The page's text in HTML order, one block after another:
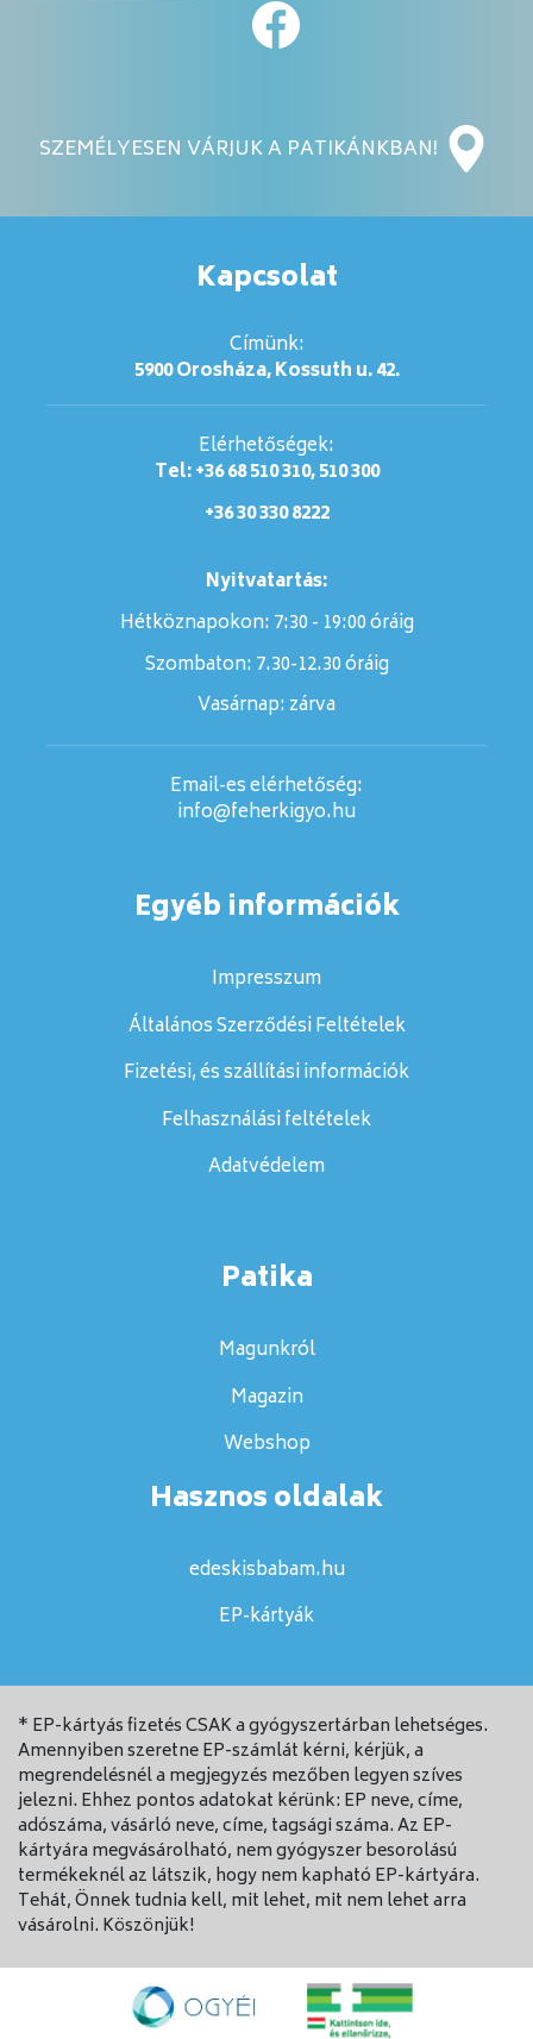
SZEMÉLYESEN VÁRJUK A PATIKÁNKBAN!
Kapcsolat
Címünk:
5900 Orosháza, Kossuth u. 42.
Elérhetőségek:
Tel: +36 68 510 310, 510 300
+36 30 330 8222
Nyitvatartás:
Hétköznapokon: 7:30 - 19:00 óráig
Szombaton:7.30-12.30 óráig
Vasárnap:zárva
Email-es elérhetőség:
info@feherkigyo.hu
Egyéb információk
Impresszum
Általános Szerződési Feltételek
Fizetési, és szállítási információk
Felhasználási feltételek
Adatvédelem
Patika
Magunkról
Magazin
Webshop
Hasznos oldalak
edeskisbabam.hu
EP-kártyák
* EP-kártyás fizetés CSAK a gyógyszertárban lehetséges.
Amennyiben szeretne EP-számlát kérni, kérjük, a
megrendelésnél a megjegyzés mezőben legyen szíves
jelezni. Ehhez pontos adatokat kérünk: EP neve, címe,
adószáma, vásárló neve, címe, tagsági száma. Az EP-
kártyára megvásárolható, nem gyógyszer besorolású
termékeknél az látszik, hogy nem kapható EP-kártyára.
Tehát, Önnek tudnia kell, mit lehet, mit nem lehet arra
vásárolni. Köszönjük!